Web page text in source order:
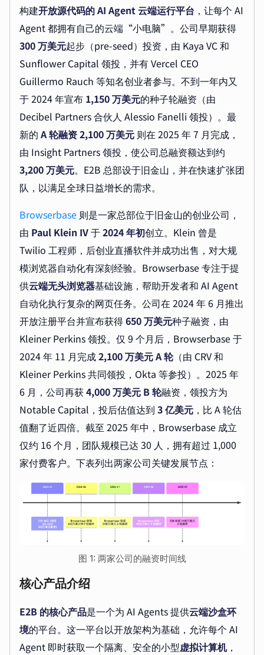
构建开放源代码的 AI Agent 云端运行平台 ，让每个 AI
Agent 都拥有自己的云端“小电脑”。公司早期获得
300 万美元起步（pre-seed）投资，由 Kaya VC 和
Sunflower Capital 领投，并有 Vercel CEO
Guillermo Rauch 等知名创业者参与。不到一年内又
于 2024 年宣布 1,150 万美元的种子轮融资（由
Decibel Partners 合伙人 Alessio Fanelli 领投）。最
新的 A 轮融资 2,100 万美元 则在 2025 年 7 月完成，
由 Insight Partners 领投，使公司总融资额达到约
3,200 万美元。E2B 总部设于旧金山，并在快速扩张团
队，以满足全球日益增长的需求。
Browserbase 则是一家总部位于旧金山的创业公司，
由 Paul Klein IV于2024 年初创立。Klein 曾是
Twilio 工程师，后创业直播软件并成功出售，对大规
模浏览器自动化有深刻经验。Browserbase 专注于提
供云端无头浏览器基础设施，帮助开发者和 AI Agent
自动化执行复杂的网页任务。公司在 2024 年 6 月推出
开放注册平台并宣布获得650 万美元种子融资，由
Kleiner Perkins 领投。仅 9 个月后，Browserbase 于
2024 年 11 月完成2,100 万美元 A 轮（由 CRV 和
Kleiner Perkins 共同领投，Okta 等参投）。2025 年
6 月，公司再获4,000 万美元 B 轮融资，领投方为
Notable Capital，投后估值达到 3 亿美元 ，比 A 轮估
值翻了近四倍。截至 2025 年中，Browserbase 成立
仅约 16 个月，团队规模已达 30 人，拥有超过 1,000
家付费客户。下表列出两家公司关键发展节点：
图 1: 两家公司的融资时间线
核心产品介绍
E2B 的核心产品是一个为 AI Agents 提供云端沙盒环
境的平台。这一平台以开放架构为基础，允许每个 AI
Agent 即时获取一个隔离、安全的小型虚拟计算机，